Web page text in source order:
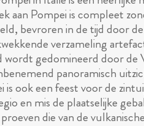
aan Pompei is compleet
bevroren in de tijd door
verzameling
wordt gedomineerd door
panoramisch
is ook een feest voor de
en mis de plaatselijke
die van de